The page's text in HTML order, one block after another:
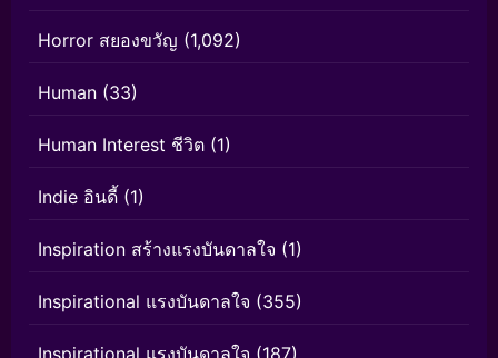
Horror สยองขวัญ (1,092)
Human (33)
Human Interest ชีวิต (1)
Indie อินดี้ (1)
Inspiration สร้างแรงบันดาลใจ (1)
Inspirational แรงบันดาลใจ (355)
Inspirational แรงบันดาลใจ (187)